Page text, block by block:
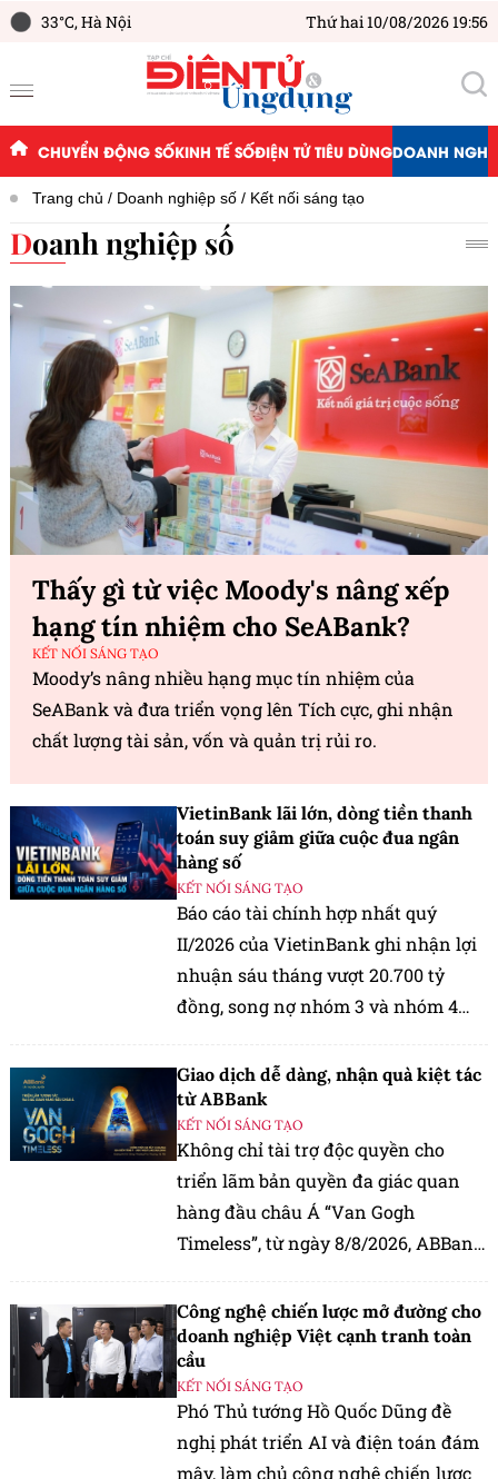
33°C,Hà Nội Thứ hai 10/08/2026 19:56
CHUYỂN ĐỘNG SỐKINH TẾ SỐĐIỆN TỬ TIÊU DÙNGDOANH
Trang chủ Doanh nghiệp số Kết nối sáng tạo
Doanh nghiệp số
Thấy gì từ việc Moody's nâng xếp
hạng tín nhiệm cho SeABank?
KẾT NỐI SÁNG TẠO
Moody’s nâng nhiều hạng mục tín nhiệm của
SeABank và đưa triển vọng lên Tích cực, ghi nhận
chất lượng tài sản, vốn và quản trị rủi ro.
VietinBank lãi lớn, dòng tiền thanh
toán suy giảm giữa cuộc đua ngân
hàng số
KẾT NỐI SÁNG TẠO
Báo cáo tài chính hợp nhất quý
II/2026 của VietinBank ghi nhận lợi
nhuận sáu tháng vượt 20.700 tỷ
đồng, song nợ nhóm 3 và nhóm 4
Giao dịch dễ dàng, nhận quà kiệt tác
từ ABBank
KẾT NỐI SÁNG TẠO
Không chỉ tài trợ độc quyền cho
triển lãm bản quyền đa giác quan
hàng đầu châu Á “Van Gogh
Timeless”, từ ngày 8/8/2026, ABBank
trình ưu đãi "Giao dịch dễ dàng,
nhận quà kiệt tác".
Công nghệ chiến lược mở đường cho
doanh nghiệp Việt cạnh tranh toàn
cầu
KẾT NỐI SÁNG TẠO
Phó Thủ tướng Hồ Quốc Dũng đề
nghị phát triển AI và điện toán đám
mây, làm chủ công nghệ chiến lược